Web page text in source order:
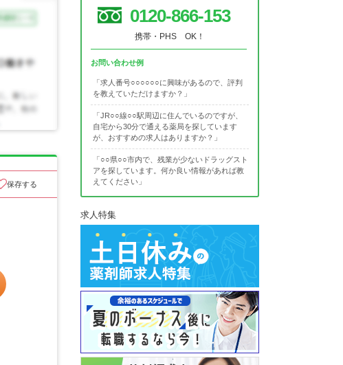
保存する
0120-866-153
携帯・PHS OK！
お問い合わせ例
「求人番号○○○○○○に興味があるので、評判
を教えていただけますか？」
「JR○○線○○駅周辺に住んでいるのですが、
自宅から30分で通える薬局を探しています
が、おすすめの求人はありますか？」
「○○県○○市内で、残業が少ないドラッグスト
アを探しています。何か良い情報があれば教
えてください」
求人特集